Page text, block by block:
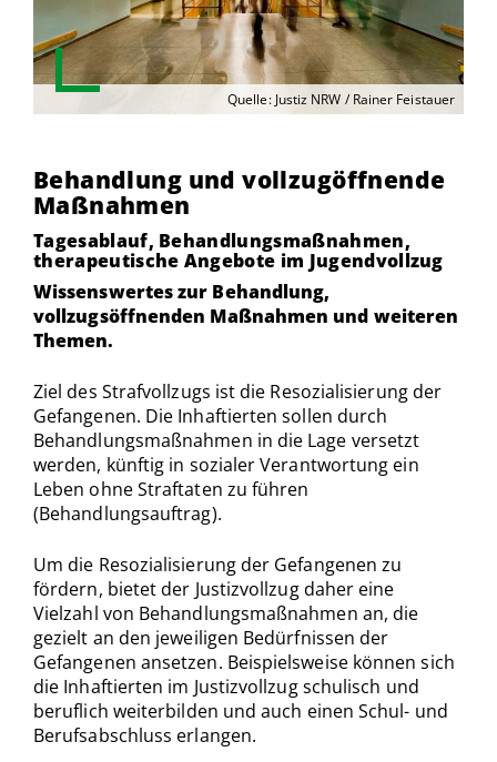
Quelle: Justiz NRW / Rainer Feistauer
Behandlung und vollzugöffnende
Maßnahmen
Tagesablauf, Behandlungsmaßnahmen,
therapeutische Angebote im Jugendvollzug
Wissenswertes zur Behandlung,
vollzugsöffnenden Maßnahmen und weiteren
Themen.
Ziel des Strafvollzugs ist die Resozialisierung der
Gefangenen. Die Inhaftierten sollen durch
Behandlungsmaßnahmen in die Lage versetzt
werden, künftig in sozialer Verantwortung ein
Leben ohne Straftaten zu führen
(Behandlungsauftrag).
Um die Resozialisierung der Gefangenen zu
fördern, bietet der Justizvollzug daher eine
Vielzahl von Behandlungsmaßnahmen an, die
gezielt an den jeweiligen Bedürfnissen der
Gefangenen ansetzen. Beispielsweise können sich
die Inhaftierten im Justizvollzug schulisch und
beruflich weiterbilden und auch einen Schul- und
Berufsabschluss erlangen.